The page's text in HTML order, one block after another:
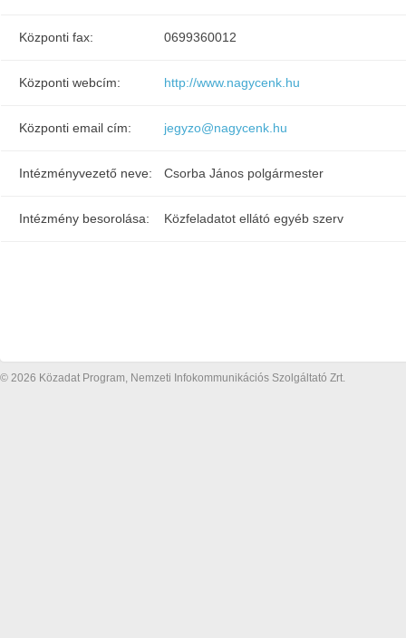
Központi fax: 0699360012
Központi webcím: http://www.nagycenk.hu
Központi email cím: jegyzo@nagycenk.hu
Intézményvezető neve: Csorba János polgármester
Intézmény besorolása: Közfeladatot ellátó egyéb szerv
© 2026 Közadat Program, Nemzeti Infokommunikációs Szolgáltató Zrt.